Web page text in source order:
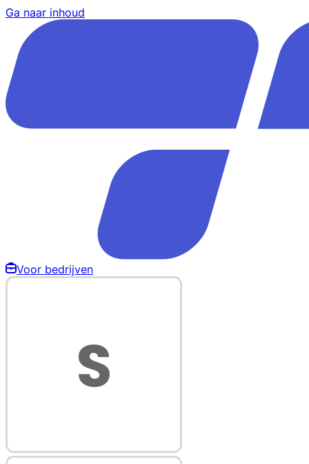
Ga naar inhoud
Voor bedrijven